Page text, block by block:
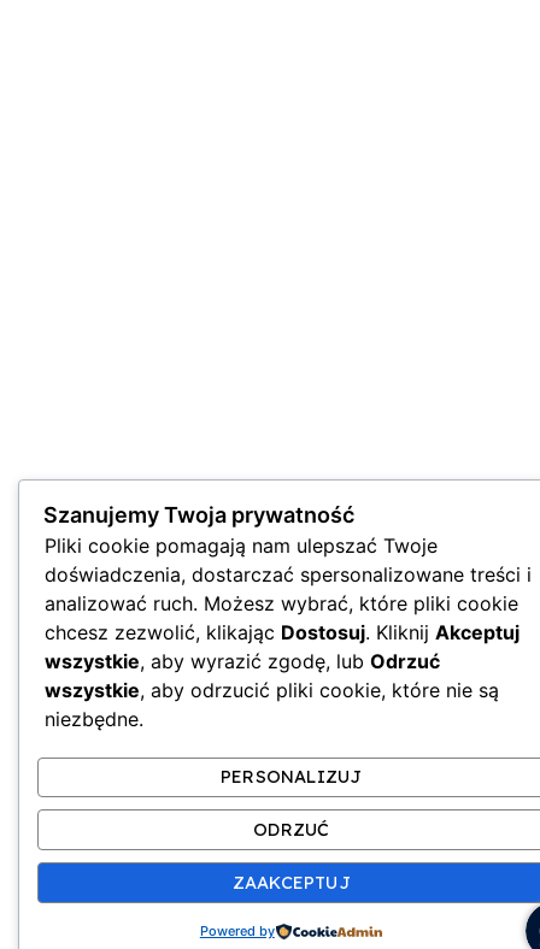
Szanujemy Twoja prywatność
Pliki cookie pomagają nam ulepszać Twoje
doświadczenia, dostarczać spersonalizowane treści i
analizować ruch. Możesz wybrać, które pliki cookie
chcesz zezwolić, klikając Dostosuj. Kliknij Akceptuj
wszystkie, aby wyrazić zgodę, lub Odrzuć
wszystkie, aby odrzucić pliki cookie, które nie są
niezbędne.
PERSONALIZUJ
ODRZUĆ
ZAAKCEPTUJ
Powered by